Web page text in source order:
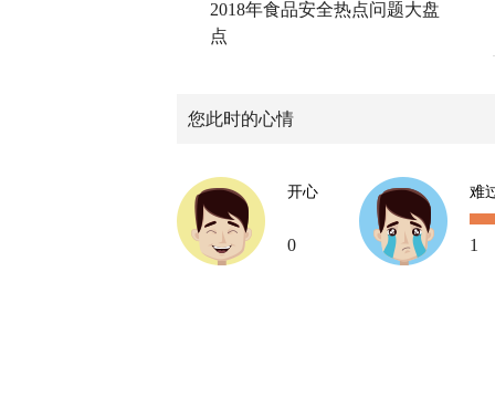
2018年食品安全热点问题大盘
点
您此时的心情
开心
0
难
1